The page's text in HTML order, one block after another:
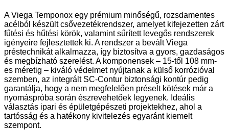
A Viega Temponox egy prémium minőségű, rozsdamentes
acélból készült csővezetékrendszer, amelyet kifejezetten zárt
fűtési és hűtési körök, valamint sűrített levegős rendszerek
igényeire fejlesztettek ki. A rendszer a bevált Viega
préstechnikát alkalmazza, így biztosítva a gyors, gazdaságos
és megbízható szerelést. A komponensek – 15-től 108 mm-
es méretig – kiváló védelmet nyújtanak a külső korrózióval
szemben, az integrált SC-Contur biztonsági kontúr pedig
garantálja, hogy a nem megfelelően préselt kötések már a
nyomáspróba során észrevehetőek legyenek. Ideális
választás ipari és épületgépészeti projektekhez, ahol a
tartósság és a hatékony kivitelezés egyaránt kiemelt
szempont.